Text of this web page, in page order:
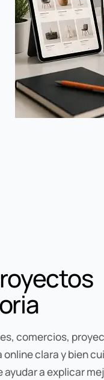
comercios,
clara y bien
a explicar